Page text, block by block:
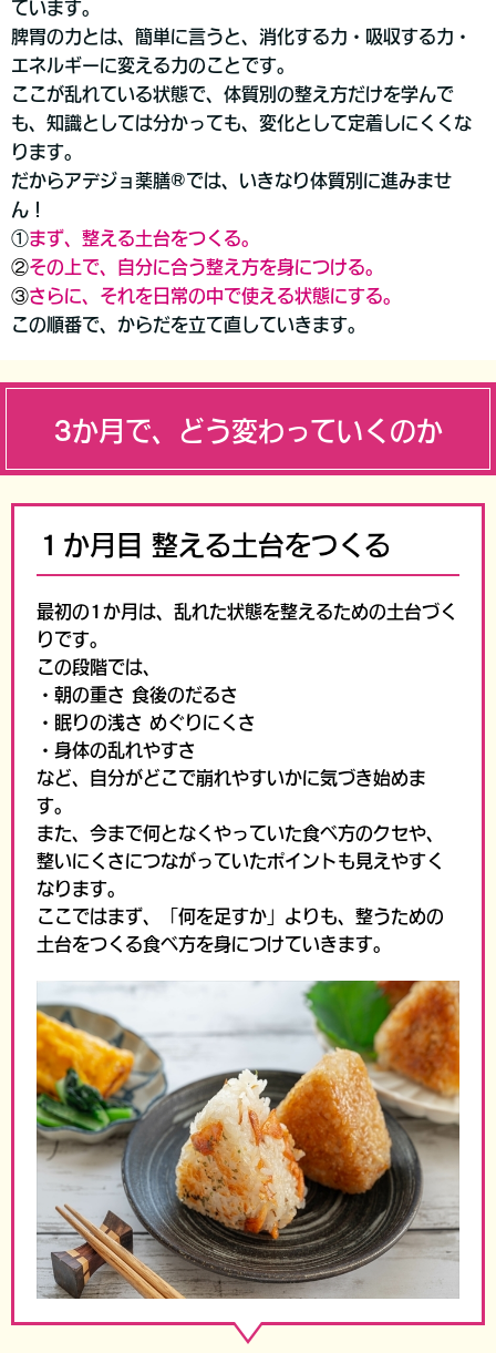
ています。
脾胃の力とは、簡単に言うと、消化する力・吸収する力・
エネルギーに変える力のことです。
ここが乱れている状態で、体質別の整え方だけを学んで
も、知識としては分かっても、変化として定着しにくくな
ります。
だからアデジョ薬膳®では、 いきなり体質別に進みませ
ん！
①まず、整える土台をつくる。
②その上で、自分に合う整え方を身につける。
③さらに、それを日常の中で使える状態にする。
この順番で、からだを立て直していきます。
3か月で、どう変わっていくのか
１か月目 整える土台をつくる
最初の1か月は、乱れた状態を整えるための土台づく
りです。
この段階では、
・朝の重さ 食後のだるさ
・眠りの浅さ めぐりにくさ
・身体の乱れやすさ
など、自分がどこで崩れやすいかに気づき始めま
す。
また、今まで何となくやっていた食べ方のクセや、
整いにくさにつながっていたポイントも見えやすく
なります。
ここではまず、「何を足すか」よりも、整うための
土台をつくる食べ方を身につけていきます。